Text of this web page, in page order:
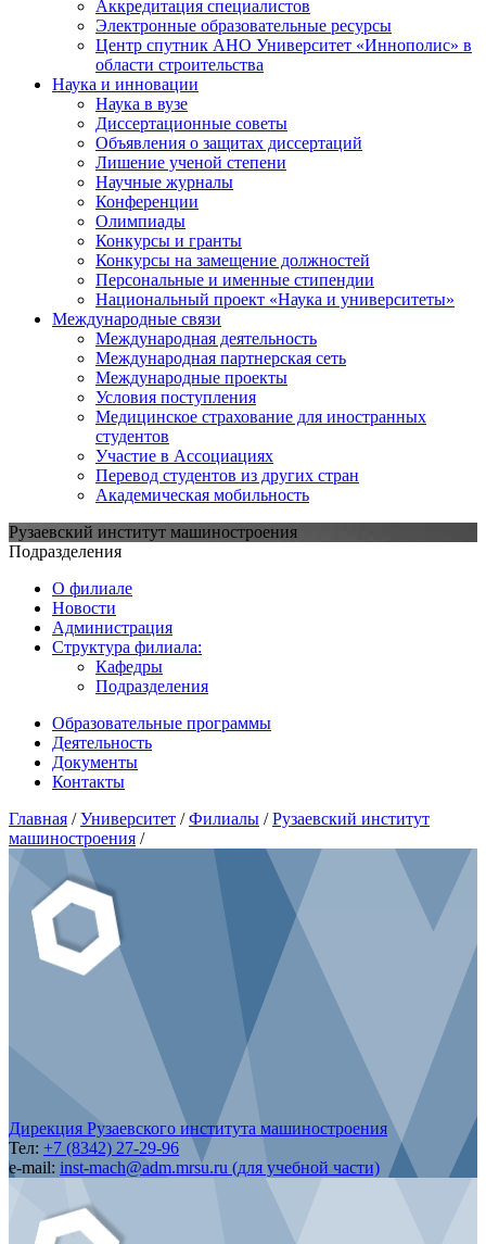
Аккредитация специалистов
Электронные образовательные ресурсы
Центр спутник АНО Университет «Иннополис» в
области строительства
Наука и инновации
Наука в вузе
Диссертационные советы
Объявления о защитах диссертаций
Лишение ученой степени
Научные журналы
Конференции
Олимпиады
Конкурсы и гранты
Конкурсы на замещение должностей
Персональные и именные стипендии
Национальный проект «Наука и университеты»
Международные связи
Международная деятельность
Международная партнерская сеть
Международные проекты
Условия поступления
Медицинское страхование для иностранных
студентов
Участие в Ассоциациях
Перевод студентов из других стран
Академическая мобильность
Рузаевский институт машиностроения
Подразделения
О филиале
Новости
Администрация
Структура филиала:
Кафедры
Подразделения
Образовательные программы
Деятельность
Документы
Контакты
Главная /Университет /Филиалы /Рузаевский институт
машиностроения /
Дирекция Рузаевского института машиностроения
Тел: +7 (8342) 27-29-96
e-mail: inst-mach@adm.mrsu.ru (для учебной части)